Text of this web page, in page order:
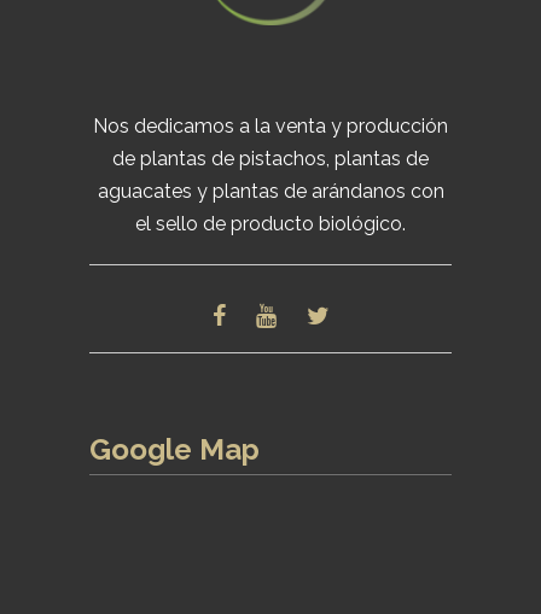
Nos dedicamos a la venta y producción
de plantas de pistachos, plantas de
aguacates y plantas de arándanos con
el sello de producto biológico.
Google Map